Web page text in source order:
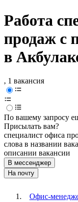
Работа
продаж с
в
, 1 вакансия
По вашему запросу
Присылать вам?
специалист офиса
слова в названии
описании вакансии
В мессенджер
На почту
Офис-